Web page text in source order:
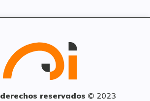
derechos reservados © 2023